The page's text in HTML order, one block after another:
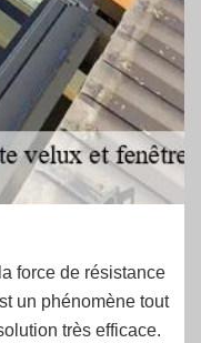
force de résistance
un phénomène tout
très efficace.